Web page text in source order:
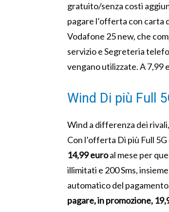
gratuito/senza costi
pagare l’offerta con carta
Vodafone 25 new, che
servizio e Segreteria
vengano utilizzate. A 7,99
Wind Di più Full
Wind a differenza dei
Con l’offerta Di più Full
14,99 euroal mese per
illimitati e 200 Sms,
automatico del
pagare, in promozione,